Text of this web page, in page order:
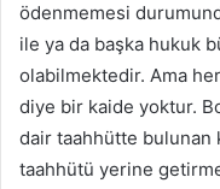
ödenmemesi
ile ya da başka hukuk
olabilmektedir. Ama
diye bir kaide yoktur.
dair taahhütte
taahhütü yerine